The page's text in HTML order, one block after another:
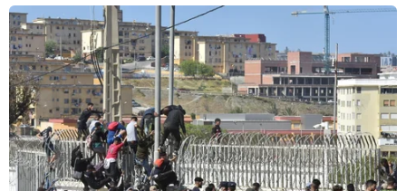
Hội đồng Đội TP.HCM tiếp nhận được gần 400 suất học
bổng bảo trợ toàn phần đến hết lớp 12 cho đội viên, học
sinh có hoàn cảnh khó khăn, bị ảnh hưởng do dịch, với
tổng kinh phí gần 6 tỷ đồng.